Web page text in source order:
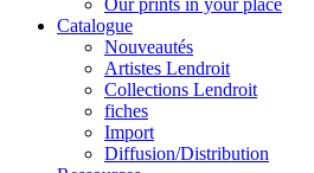
Our prints in your place
Catalogue
Nouveautés
Artistes Lendroit
Collections Lendroit
fiches
Import
Diffusion/Distribution